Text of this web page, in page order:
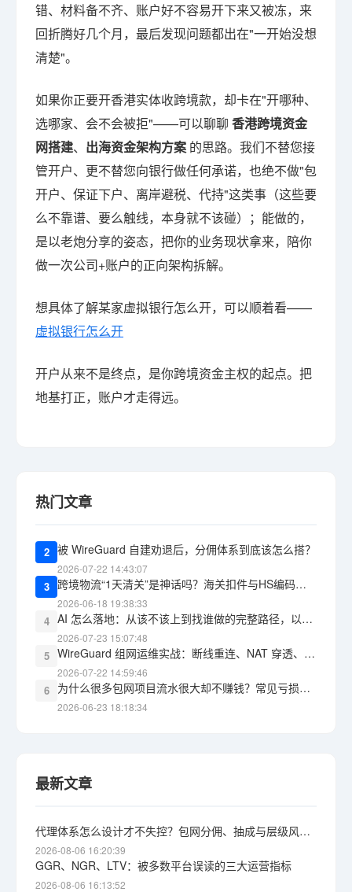
错、材料备不齐、账户好不容易开下来又被冻，来
回折腾好几个月，最后发现问题都出在"一开始没想
清楚"。
如果你正要开香港实体收跨境款，却卡在"开哪种、
选哪家、会不会被拒"——可以聊聊 香港跨境资金
网搭建、 出海资金架构方案 的思路。我们不替您接
管开户、更不替您向银行做任何承诺，也绝不做"包
开户、保证下户、离岸避税、代持"这类事（这些要
么不靠谱、要么触线，本身就不该碰）；能做的，
是以老炮分享的姿态，把你的业务现状拿来，陪你
做一次公司+账户的正向架构拆解。
想具体了解某家虚拟银行怎么开，可以顺着看——
虚拟银行怎么开
开户从来不是终点，是你跨境资金主权的起点。把
地基打正，账户才走得远。
热门文章
2 被 WireGuard 自建劝退后，分佣体系到底该怎么搭？
2026-07-22 14:43:07
3 跨境物流“1天清关”是神话吗？海关扣件与HS编码报错的教训
2026-06-18 19:38:33
4 AI 怎么落地：从该不该上到找谁做的完整路径，以及 WG包网 能承接什么
2026-07-23 15:07:48
5 WireGuard 组网运维实战：断线重连、NAT 穿透、监控告警，三道坎怎么过
2026-07-22 14:59:46
6 为什么很多包网项目流水很大却不赚钱？常见亏损黑洞盘点
2026-06-23 18:18:34
最新文章
代理体系怎么设计才不失控？包网分佣、抽成与层级风险详解
2026-08-06 16:20:39
GGR、NGR、LTV：被多数平台误读的三大运营指标
2026-08-06 16:13:52